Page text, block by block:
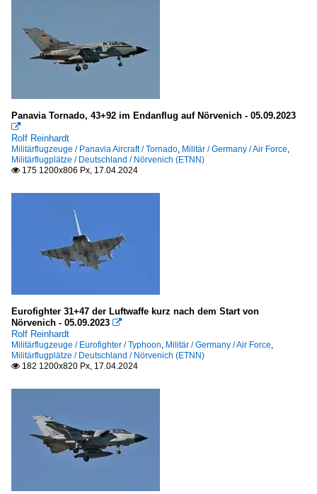
Germany
Air Force
Nato
Militärflugzeuge
Boeing
E3A AWACS
Eurofighter
Typhoon
General Dynamics
Lockheed
C-130
Panavia Tornado, 43+92 im Endanflug auf Nörvenich - 05.09.2023

Rolf Reinhardt
Militärflugzeuge / Panavia Aircraft / Tornado, Militär / Germany / Air Force,
Militärflugplätze / Deutschland / Nörvenich (ETNN)
 175 1200x806 Px, 17.04.2024
Eurofighter 31+47 der Luftwaffe kurz nach dem Start von
Nörvenich - 05.09.2023 
Rolf Reinhardt
Militärflugzeuge / Eurofighter / Typhoon, Militär / Germany / Air Force,
Militärflugplätze / Deutschland / Nörvenich (ETNN)
 182 1200x820 Px, 17.04.2024